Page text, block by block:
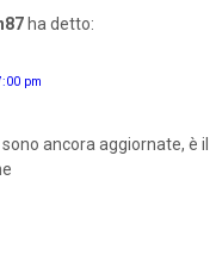
ha detto:
pm
ancora aggiornate, è il